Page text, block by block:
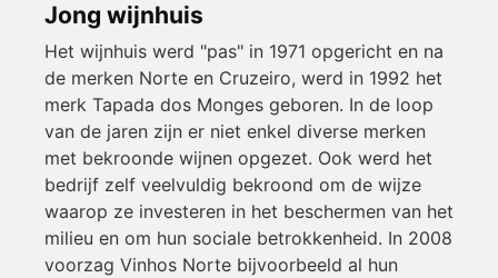
Jong wijnhuis
Het wijnhuis werd "pas" in 1971 opgericht en na
de merken Norte en Cruzeiro, werd in 1992 het
merk Tapada dos Monges geboren. In de loop
van de jaren zijn er niet enkel diverse merken
met bekroonde wijnen opgezet. Ook werd het
bedrijf zelf veelvuldig bekroond om de wijze
waarop ze investeren in het beschermen van het
milieu en om hun sociale betrokkenheid. In 2008
voorzag Vinhos Norte bijvoorbeeld al hun